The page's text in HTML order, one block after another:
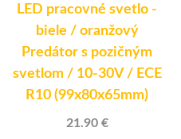
LED pracovné svetlo -
biele / oranžový
Predátor s pozičným
svetlom / 10-30V / ECE
R10 (99x80x65mm)
21.90 €